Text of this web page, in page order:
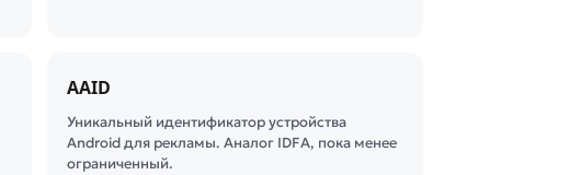
AAID
Уникальный идентификатор устройства
Android для рекламы. Аналог IDFA, пока менее
ограниченный.